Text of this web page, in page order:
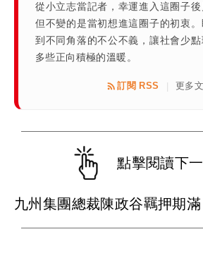
從小立志當記者，幸運進入這圈子後
但不變的是當初想進這圈子的初衷
到不同角落的不公不義，讓社會少點
多些正向積極的溫暖。
訂閱 RSS 更多
點擊閱讀下